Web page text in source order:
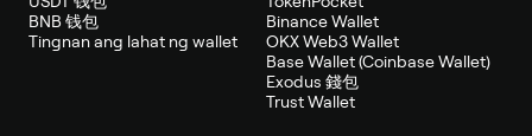
BNB 钱包
Tingnan ang lahat ng wallet
Binance Wallet
OKX Web3 Wallet
Base Wallet (Coinbase Wallet)
Exodus 錢包
Trust Wallet